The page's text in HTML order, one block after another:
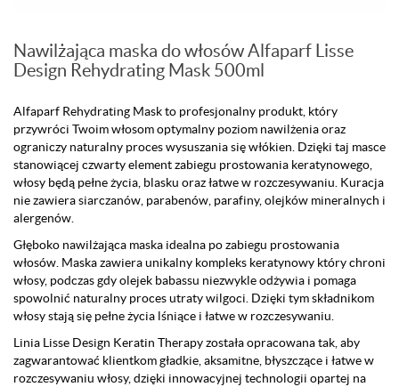
Nawilżająca maska do włosów Alfaparf Lisse
Design Rehydrating Mask 500ml
Alfaparf Rehydrating Mask to profesjonalny produkt, który
przywróci Twoim włosom optymalny poziom nawilżenia oraz
ograniczy naturalny proces wysuszania się włókien. Dzięki taj masce
stanowiącej czwarty element zabiegu prostowania keratynowego,
włosy będą pełne życia, blasku oraz łatwe w rozczesywaniu. Kuracja
nie zawiera siarczanów, parabenów, parafiny, olejków mineralnych i
alergenów.
Głęboko nawilżająca maska idealna po zabiegu prostowania
włosów. Maska zawiera unikalny kompleks keratynowy który chroni
włosy, podczas gdy olejek babassu niezwykle odżywia i pomaga
spowolnić naturalny proces utraty wilgoci. Dzięki tym składnikom
włosy stają się pełne życia lśniące i łatwe w rozczesywaniu.
Linia Lisse Design Keratin Therapy została opracowana tak, aby
zagwarantować klientkom gładkie, aksamitne, błyszczące i łatwe w
rozczesywaniu włosy, dzięki innowacyjnej technologii opartej na